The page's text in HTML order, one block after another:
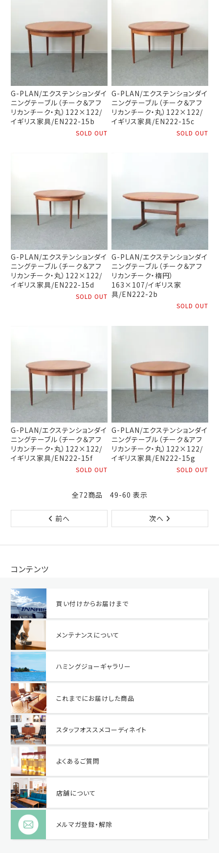
G-PLAN/エクステンションダイ
ニングテーブル（チーク＆アフ
リカンチーク・丸）122×122/
イギリス家具/EN222-15b
SOLD OUT
G-PLAN/エクステンションダイ
ニングテーブル（チーク＆アフ
リカンチーク・丸）122×122/
イギリス家具/EN222-15c
SOLD OUT
G-PLAN/エクステンションダイ
ニングテーブル（チーク＆アフ
リカンチーク・丸）122×122/
イギリス家具/EN222-15d
SOLD OUT
G-PLAN/エクステンションダイ
ニングテーブル（チーク＆アフ
リカンチーク・楕円）
163×107/イギリス家
具/EN222-2b
SOLD OUT
G-PLAN/エクステンションダイ
ニングテーブル（チーク＆アフ
リカンチーク・丸）122×122/
イギリス家具/EN222-15f
SOLD OUT
G-PLAN/エクステンションダイ
ニングテーブル（チーク＆アフ
リカンチーク・丸）122×122/
イギリス家具/EN222-15g
SOLD OUT
全72商品 49-60 表示
前へ 次へ
コンテンツ
買い付けからお届けまで
メンテナンスについて
ハミングジョーギャラリー
これまでにお届けした商品
スタッフオススメコーディネイト
よくあるご質問
店舗について
メルマガ登録・解除